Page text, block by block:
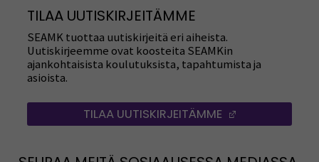
TILAA UUTISKIRJEITÄMME
SEAMK tuottaa uutiskirjeitä eri aiheista.
Uutiskirjeemme ovat koosteita SEAMKin
ajankohtaisista koulutuksista, tapahtumista ja
asioista.
TILAA UUTISKIRJEITÄMME